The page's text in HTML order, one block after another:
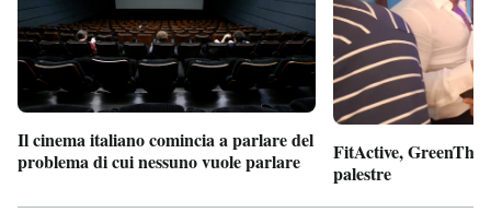
Il cinema italiano comincia a parlare del
problema di cui nessuno vuole parlare
FitActive,
palestre